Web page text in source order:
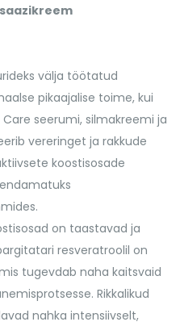
välja töötatud
pikaajalise toime, kui
seerumi, silmakreemi ja
vereringet ja rakkude
koostisosade
on taastavad ja
resveratroolil on
tugevdab naha kaitsvaid
Rikkalikud
nahka intensiivselt,